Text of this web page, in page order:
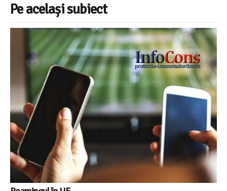
Pe același subiect